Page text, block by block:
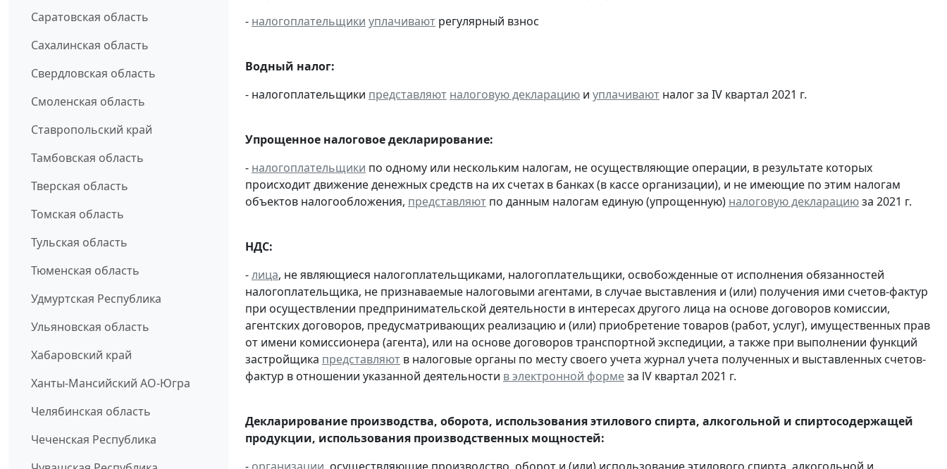
Саратовская область
Сахалинская область
Свердловская область
Смоленская область
Ставропольский край
Тамбовская область
Тверская область
Томская область
Тульская область
Тюменская область
Удмуртская Республика
Ульяновская область
Хабаровский край
Ханты-Мансийский АО-Югра
Челябинская область
Чеченская Республика
- налогоплательщики уплачивают регулярный взнос
Водный налог:
- налогоплательщики представляют налоговую декларацию и уплачивают налог за IV квартал 2021 г.
Упрощенное налоговое декларирование:
- налогоплательщики по одному или нескольким налогам, не осуществляющие операции, в результате которых
происходит движение денежных средств на их счетах в банках (в кассе организации), и не имеющие по этим налогам
объектов налогообложения, представляют по данным налогам единую (упрощенную) налоговую декларациюза 2021 г.
НДС:
-лица, не являющиеся налогоплательщиками, налогоплательщики, освобожденные от исполнения обязанностей
налогоплательщика, не признаваемые налоговыми агентами, в случае выставления и (или) получения ими счетов-фактур
при осуществлении предпринимательской деятельности в интересах другого лица на основе договоров комиссии,
агентских договоров, предусматривающих реализацию и (или) приобретение товаров (работ, услуг), имущественных прав
от имени комиссионера (агента), или на основе договоров транспортной экспедиции, а также при выполнении функций
застройщика представляют в налоговые органы по месту своего учета журнал учета полученных и выставленных счетов-
фактур в отношении указанной деятельности в электронной формеза lV квартал 2021 г.
Декларирование производства, оборота, использования этилового спирта, алкогольной и спиртосодержащей
продукции, использования производственных мощностей: